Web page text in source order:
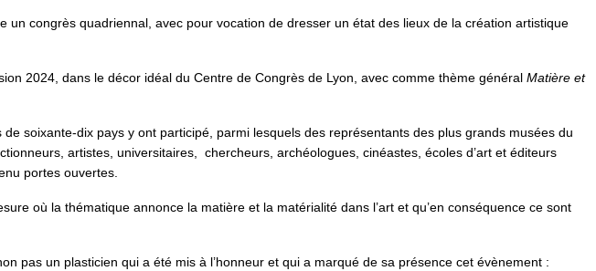
un congrès quadriennal, avec pour vocation de dresser un état des lieux de la création artistique
2024, dans le décor idéal du Centre de Congrès de Lyon, avec comme thème général Matière et
soixante-dix pays y ont participé, parmi lesquels des représentants des plus grands musées du
artistes, universitaires, chercheurs, archéologues, cinéastes, écoles d’art et éditeurs
portes ouvertes.
où la thématique annonce la matière et la matérialité dans l’art et qu’en conséquence ce sont
pas un plasticien qui a été mis à l’honneur et qui a marqué de sa présence cet évènement :